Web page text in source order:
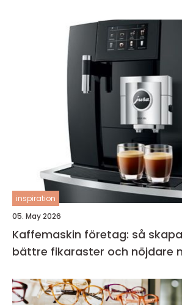
inspiration
05. May 2026
Kaffemaskin företag: så
bättre fikaraster och nöjdare